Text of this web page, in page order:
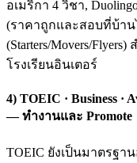
อเมริกา 4 วิชา,
(ราคาถูกและสอบที่บ้าน
(Starters/Movers/
โรงเรียนอินเตอร์
4) TOEIC · Business ·
— ทำงานและ Promote
TOEIC ยังเป็นมาตรฐ